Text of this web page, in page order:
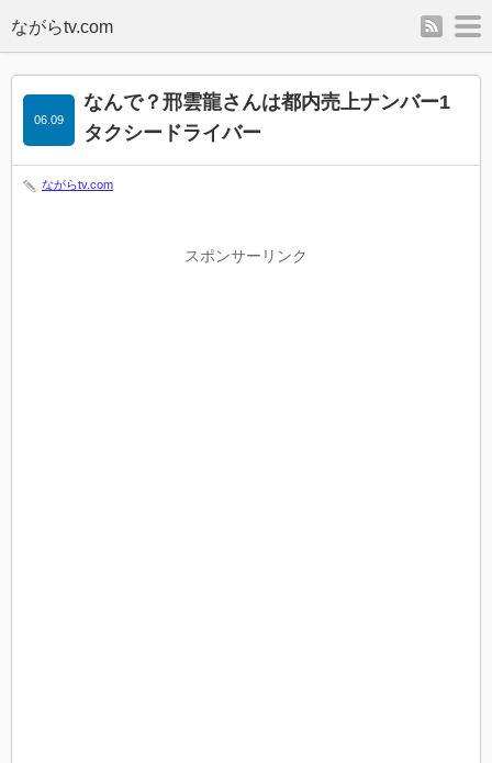
rss
なんで？邢雲龍さんは都内売上ナンバー1
タクシードライバー
06.09
ながらtv.com
スポンサーリンク